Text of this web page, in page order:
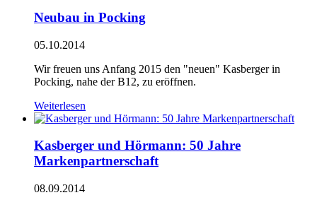
Neubau in Pocking
05.10.2014
Wir freuen uns Anfang 2015 den "neuen" Kasberger in
Pocking, nahe der B12, zu eröffnen.
Weiterlesen
Kasberger und Hörmann: 50 Jahre
Markenpartnerschaft
08.09.2014